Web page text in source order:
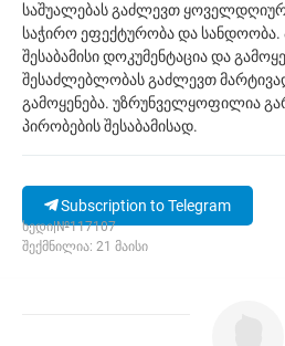
საშუალებას გაძლევთ
საჭირო ეფექტურობა და სანდოობა.
შესაბამისი დოკუმენტაცია და
შესაძლებლობას გაძლევთ
გამოყენება. უზრუნველყოფილია
პირობების შესაბამისად.
Subscription to Telegram
ხედი|№117107
შექმნილია: 21 მაისი